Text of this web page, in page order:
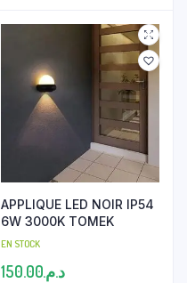
APPLIQUE LED NOIR IP54
6W 3000K TOMEK
EN STOCK
د.م.150.00